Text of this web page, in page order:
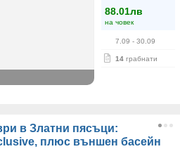
88.01лв
на човек
7.09 - 30.09
14 грабнати
в Златни пясъци:
плюс външен басейн